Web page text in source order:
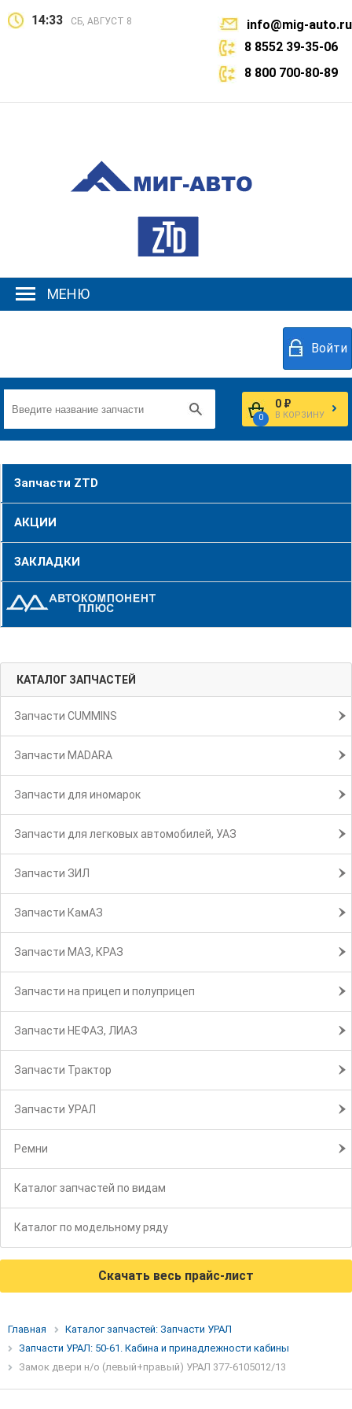
14:33 СБ, АВГУСТ 8
info@mig-auto.ru
8 8552 39-35-06
8 800 700-80-89
МЕНЮ
Войти
0
0 ₽
В КОРЗИНУ
Запчасти ZTD
АКЦИИ
ЗАКЛАДКИ
КАТАЛОГ ЗАПЧАСТЕЙ
Запчасти CUMMINS
Запчасти MADARA
Запчасти для иномарок
Запчасти для легковых автомобилей, УАЗ
Запчасти ЗИЛ
Запчасти КамАЗ
Запчасти МАЗ, КРАЗ
Запчасти на прицеп и полуприцеп
Запчасти НЕФАЗ, ЛИАЗ
Запчасти Трактор
Запчасти УРАЛ
Ремни
Каталог запчастей по видам
Каталог по модельному ряду
Скачать весь прайс-лист
Главная
Каталог запчастей: Запчасти УРАЛ
Запчасти УРАЛ: 50-61. Кабина и принадлежности кабины
Замок двери н/о (левый+правый) УРАЛ 377-6105012/13